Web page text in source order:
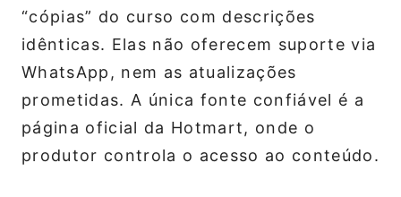
“cópias” do curso com descrições
idênticas. Elas não oferecem suporte via
WhatsApp, nem as atualizações
prometidas. A única fonte confiável é a
página oficial da Hotmart, onde o
produtor controla o acesso ao conteúdo.